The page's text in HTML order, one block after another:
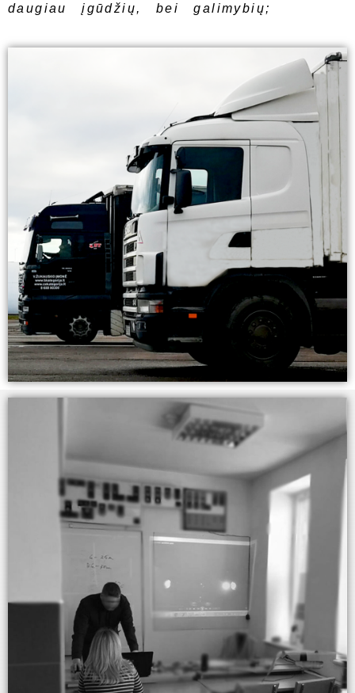
daugiau įgūdžių, bei galimybių;